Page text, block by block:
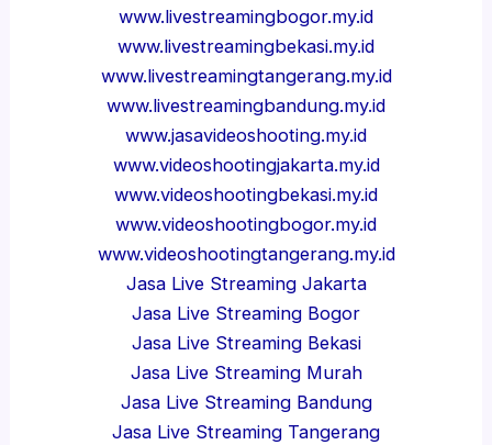
www.livestreamingbogor.my.id
www.livestreamingbekasi.my.id
www.livestreamingtangerang.my.id
www.livestreamingbandung.my.id
www.jasavideoshooting.my.id
www.videoshootingjakarta.my.id
www.videoshootingbekasi.my.id
www.videoshootingbogor.my.id
www.videoshootingtangerang.my.id
Jasa Live Streaming Jakarta
Jasa Live Streaming Bogor
Jasa Live Streaming Bekasi
Jasa Live Streaming Murah
Jasa Live Streaming Bandung
Jasa Live Streaming Tangerang